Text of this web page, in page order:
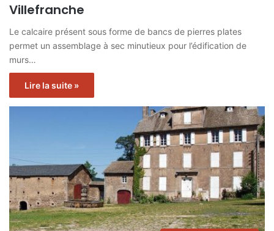
Villefranche
Le calcaire présent sous forme de bancs de pierres plates
permet un assemblage à sec minutieux pour l’édification de
murs…
Lire la suite »